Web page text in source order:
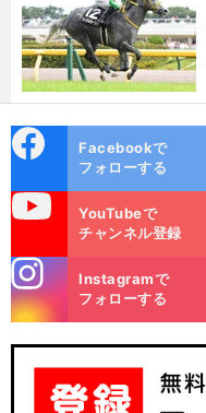
ok
Facebookで
フォローする
YouTubeで
チャンネル登録
m
Instagramで
フォローする